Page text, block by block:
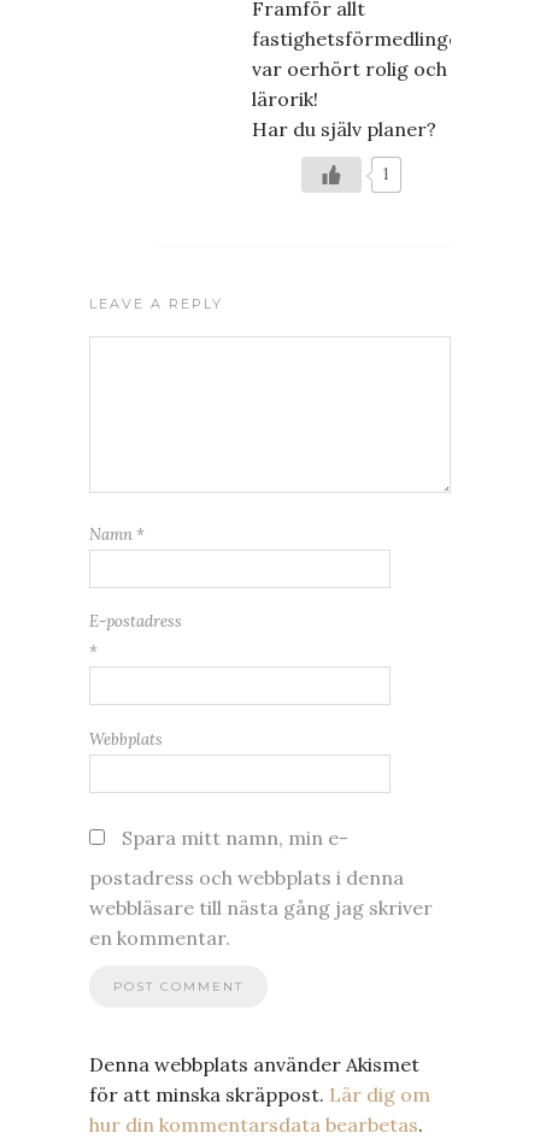
Framför allt
fastighetsförmedlingen
var oerhört rolig och
lärorik!
Har du själv planer?
1
LEAVE A REPLY
Namn *
E-postadress
*
Webbplats
Spara mitt namn, min e-
postadress och webbplats i denna
webbläsare till nästa gång jag skriver
en kommentar.
Denna webbplats använder Akismet
för att minska skräppost. Lär dig om
hur din kommentarsdata bearbetas.